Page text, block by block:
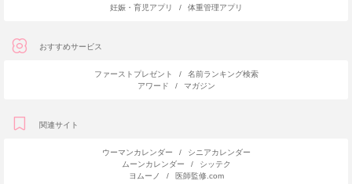
妊娠・育児アプリ / 体重管理アプリ
おすすめサービス
ファーストプレゼント /
名前ランキング検索
アワード
/ マガジン
関連サイト
ウーマンカレンダー /
シニアカレンダー
ムーンカレンダー
/
シッテク
ヨムーノ
/ 医師監修.com